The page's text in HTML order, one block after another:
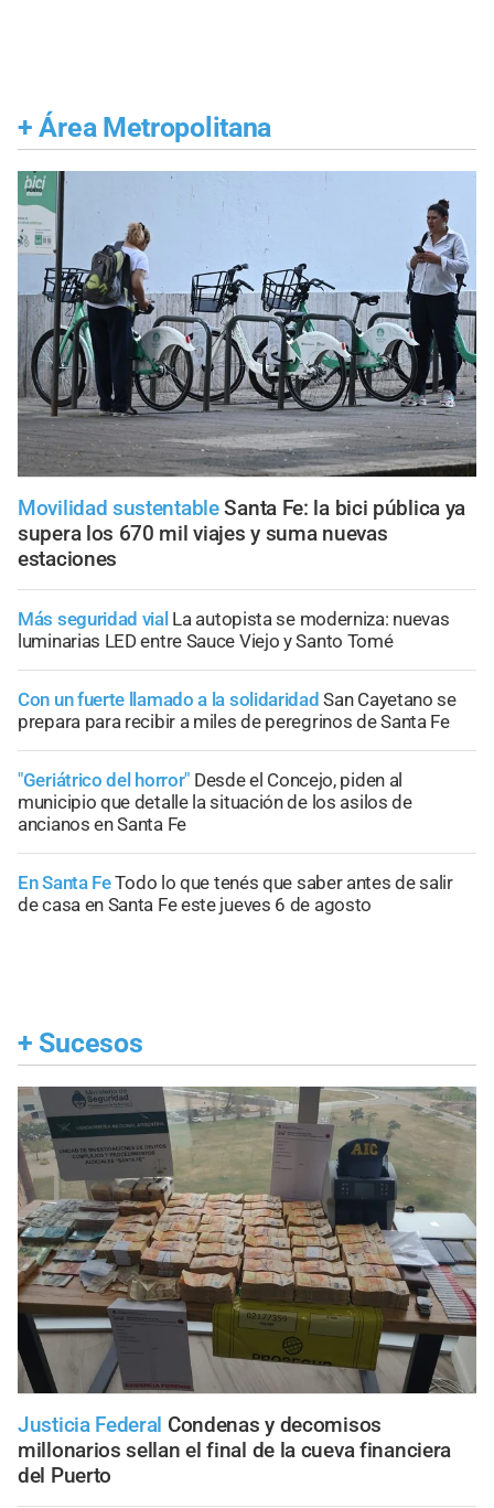
+ Área Metropolitana
Movilidad sustentable Santa Fe: la bici pública ya
supera los 670 mil viajes y suma nuevas
estaciones
Más seguridad vial La autopista se moderniza: nuevas
luminarias LED entre Sauce Viejo y Santo Tomé
Con un fuerte llamado a la solidaridad San Cayetano se
prepara para recibir a miles de peregrinos de Santa Fe
"Geriátrico del horror" Desde el Concejo, piden al
municipio que detalle la situación de los asilos de
ancianos en Santa Fe
En Santa FeTodo lo que tenés que saber antes de salir
de casa en Santa Fe este jueves 6 de agosto
+ Sucesos
Justicia Federal Condenas y decomisos
millonarios sellan el final de la cueva financiera
del Puerto